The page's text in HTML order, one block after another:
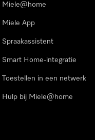
Miele@home
Miele App
Spraakassistent
Smart Home-integratie
Toestellen in een netwerk
Hulp bij Miele@home